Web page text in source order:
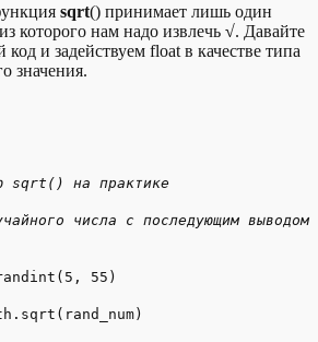
sqrt() принимает лишь один
которого нам надо извлечь √. Давайте
и задействуем float в качестве типа
значения.
sqrt() на практике
числа с последующим выводом
55)